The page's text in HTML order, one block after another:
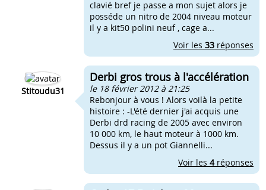
clavié bref je passe a mon sujet alors je
posséde un nitro de 2004 niveau moteur
il y a kit50 polini neuf , cage a...
Voir les 33 réponses
Stitoudu31
Derbi gros trous à l'accélération
le 18 février 2012 à 21:25
Rebonjour à vous ! Alors voilà la petite
histoire : -L'été dernier j'ai acquis une
Derbi drd racing de 2005 avec environ
10 000 km, le haut moteur à 1000 km.
Dessus il y a un pot Giannelli...
Voir les 4réponses